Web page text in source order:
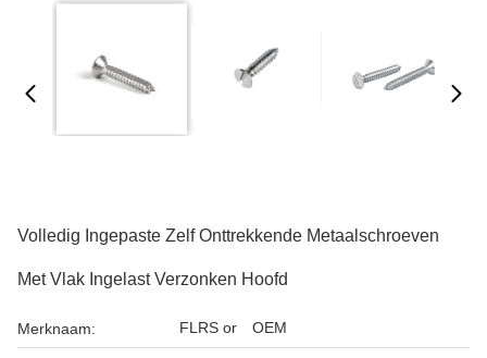
Volledig Ingepaste Zelf Onttrekkende Metaalschroeven
Met Vlak Ingelast Verzonken Hoofd
Merknaam: FLRS or OEM